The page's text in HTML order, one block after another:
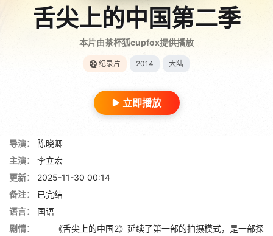
舌尖上的中国第二季
本片由茶杯狐cupfox提供播放
纪录片 2014 大陆
立即播放
导演：
陈晓卿
主演：
李立宏
更新：
2025-11-30 00:14
备注：
已完结
语言：
国语
剧情：
《舌尖上的中国2》延续了第一部的拍摄模式，是一部探